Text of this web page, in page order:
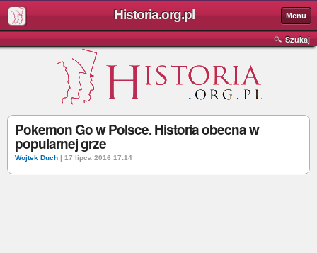
Historia.org.pl Menu
Szukaj
Pokemon Go w Polsce. Historia obecna w
popularnej grze
Wojtek Duch | 17 lipca 2016 17:14